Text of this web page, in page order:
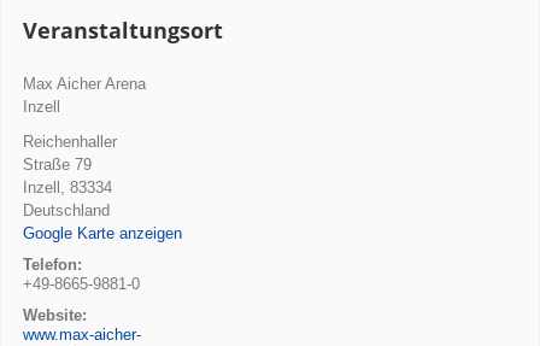
Veranstaltungsort
Max Aicher Arena
Inzell
Reichenhaller
Straße 79
Inzell , 83334
Deutschland
Google Karte anzeigen
Telefon:
+49-8665-9881-0
Website:
www.max-aicher-